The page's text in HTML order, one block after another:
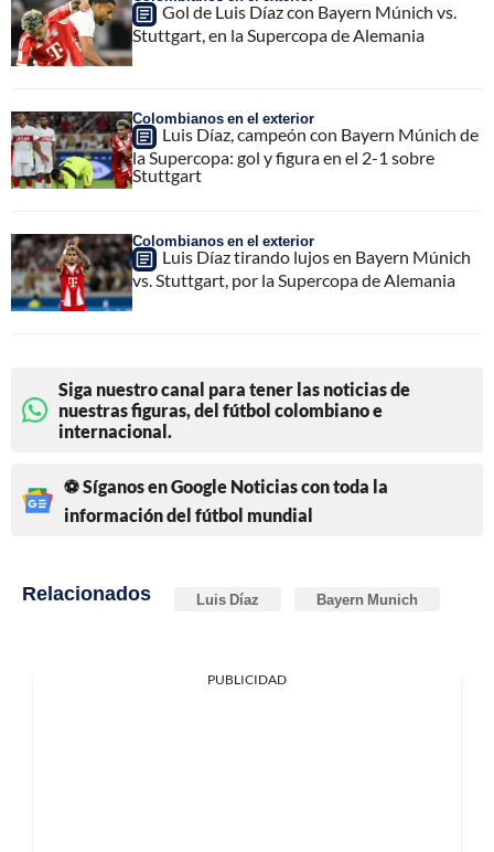
Gol de Luis Díaz con Bayern Múnich vs.
Stuttgart, en la Supercopa de Alemania
Colombianos en el exterior
Luis Díaz, campeón con Bayern Múnich de
la Supercopa: gol y figura en el 2-1 sobre
Stuttgart
Colombianos en el exterior
Luis Díaz tirando lujos en Bayern Múnich
vs. Stuttgart, por la Supercopa de Alemania
Siga nuestro canal para tener las noticias de
nuestras figuras, del fútbol colombiano e
internacional.
⚽ Síganos en Google Noticias con toda la
información del fútbol mundial
Relacionados Luis Díaz Bayern Munich
PUBLICIDAD